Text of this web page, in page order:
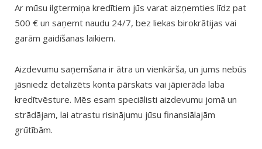
Ar mūsu ilgtermiņa kredītiem jūs varat aizņemties līdz pat
500 € un saņemt naudu 24/7, bez liekas birokrātijas vai
garām gaidīšanas laikiem.
Aizdevumu saņemšana ir ātra un vienkārša, un jums nebūs
jāsniedz detalizēts konta pārskats vai jāpierāda laba
kredītvēsture. Mēs esam speciālisti aizdevumu jomā un
strādājam, lai atrastu risinājumu jūsu finansiālajām
grūtībām.